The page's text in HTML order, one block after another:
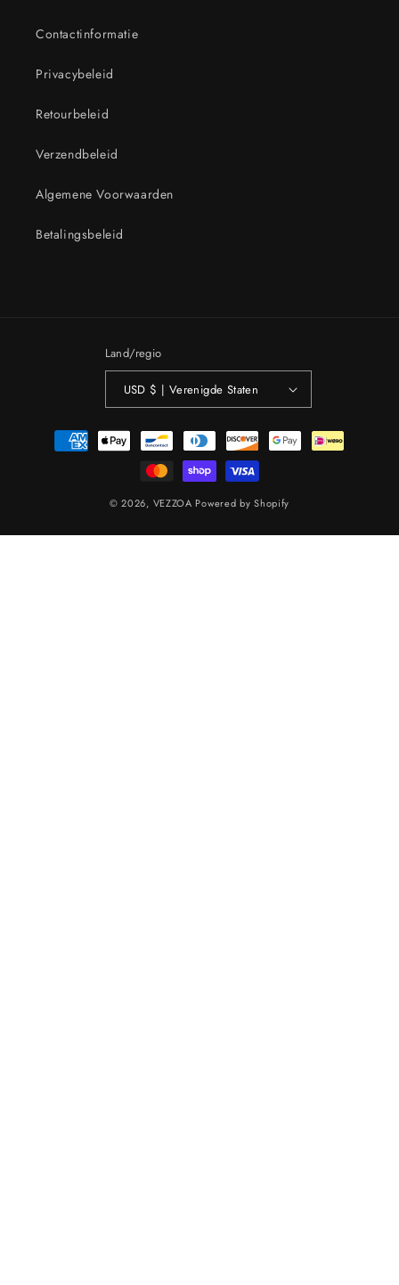
Contactinformatie
Privacybeleid
Retourbeleid
Verzendbeleid
Algemene Voorwaarden
Betalingsbeleid
Land/regio
USD $ | Verenigde Staten
Betaalmethoden
© 2026, VEZZOA Powered by Shopify